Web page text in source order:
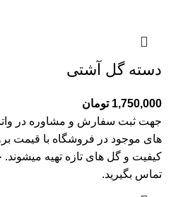
دسته گل آشتی
1,750,000 تومان
جهت ثبت سفارش و مشاوره در
های موجود در فروشگاه با قیمت
کیفیت و گل های تازه تهیه
تماس بگیرید.